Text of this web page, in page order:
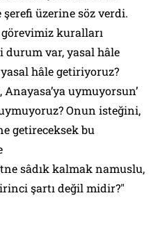
üzerine söz verdi.
görevimiz kuralları
var, yasal hâle
hâle getiriyoruz?
Anayasa’ya uymuyorsun’
Onun isteğini,
getireceksek bu
sâdık kalmak namuslu,
şartı değil midir?"